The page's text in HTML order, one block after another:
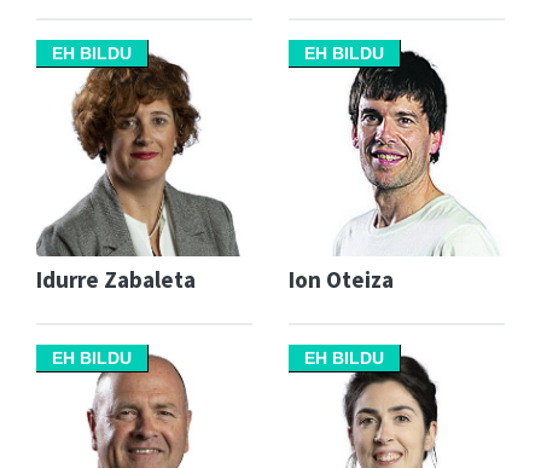
EH BILDU
Idurre Zabaleta
EH BILDU
Ion Oteiza
EH BILDU EH BILDU